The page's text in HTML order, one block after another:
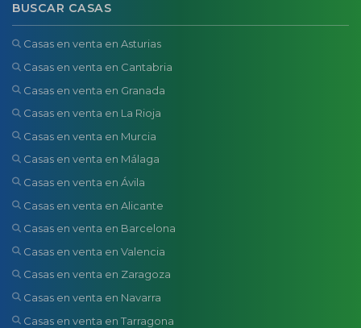
BUSCAR CASAS
Casas en venta en Asturias
Casas en venta en Cantabria
Casas en venta en Granada
Casas en venta en La Rioja
Casas en venta en Murcia
Casas en venta en Málaga
Casas en venta en Ávila
Casas en venta en Alicante
Casas en venta en Barcelona
Casas en venta en Valencia
Casas en venta en Zaragoza
Casas en venta en Navarra
Casas en venta en Tarragona